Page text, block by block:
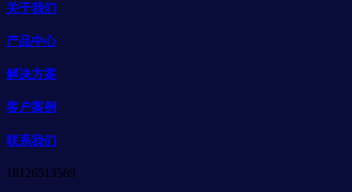
关于我们
产品中心
解决方案
客户案例
联系我们
18126513569